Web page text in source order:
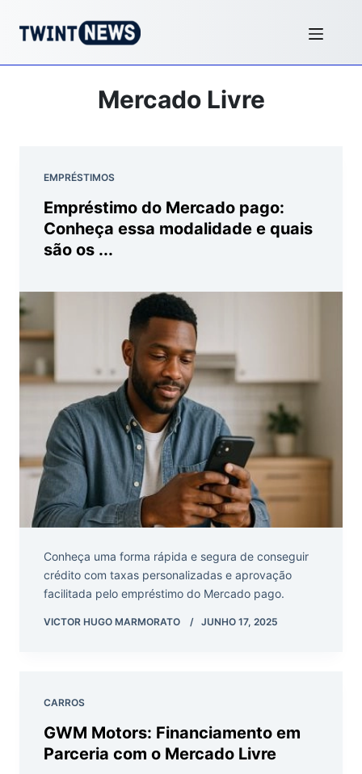
Mercado Livre
EMPRÉSTIMOS
Empréstimo do Mercado pago:
Conheça essa modalidade e quais
são os ...
Conheça uma forma rápida e segura de conseguir
crédito com taxas personalizadas e aprovação
facilitada pelo empréstimo do Mercado pago.
VICTOR HUGO MARMORATO JUNHO 17, 2025
CARROS
GWM Motors: Financiamento em
Parceria com o Mercado Livre